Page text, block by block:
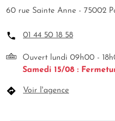
60 rue Sainte Anne - 75002
01 44 50 18 58
Ouvert lundi 09h00 -
Samedi 15/08 :
Voir l'agence